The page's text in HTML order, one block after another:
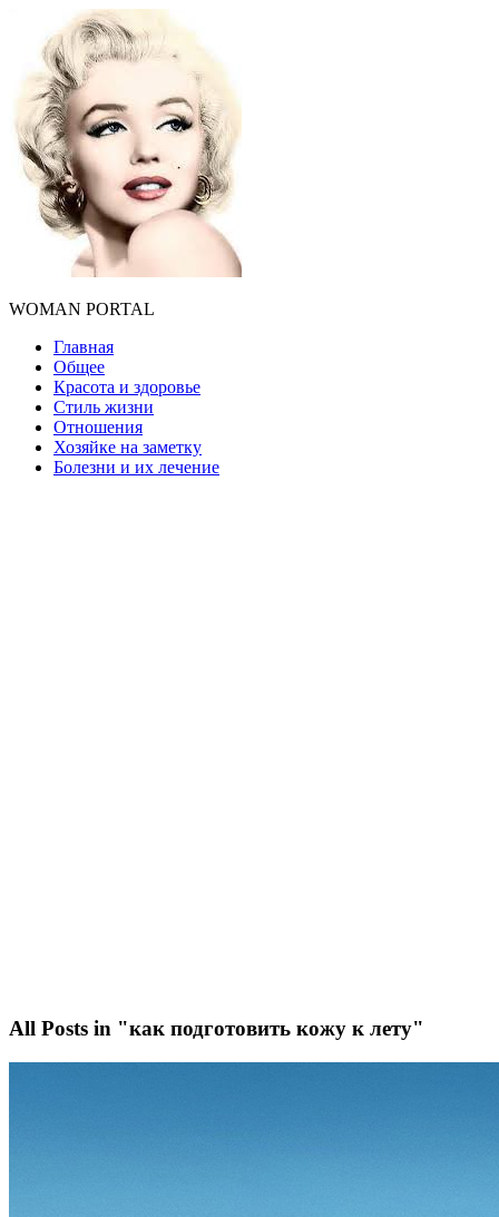
WOMAN PORTAL
Главная
Общее
Красота и здоровье
Стиль жизни
Отношения
Хозяйке на заметку
Болезни и их лечение
All Posts in "как подготовить кожу к лету"